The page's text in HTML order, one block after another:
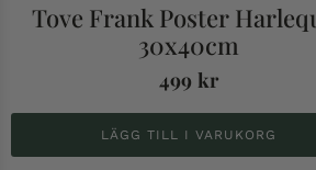
Tove Frank Poster
30x40cm
499 kr
LÄGG TILL I VARUKORG